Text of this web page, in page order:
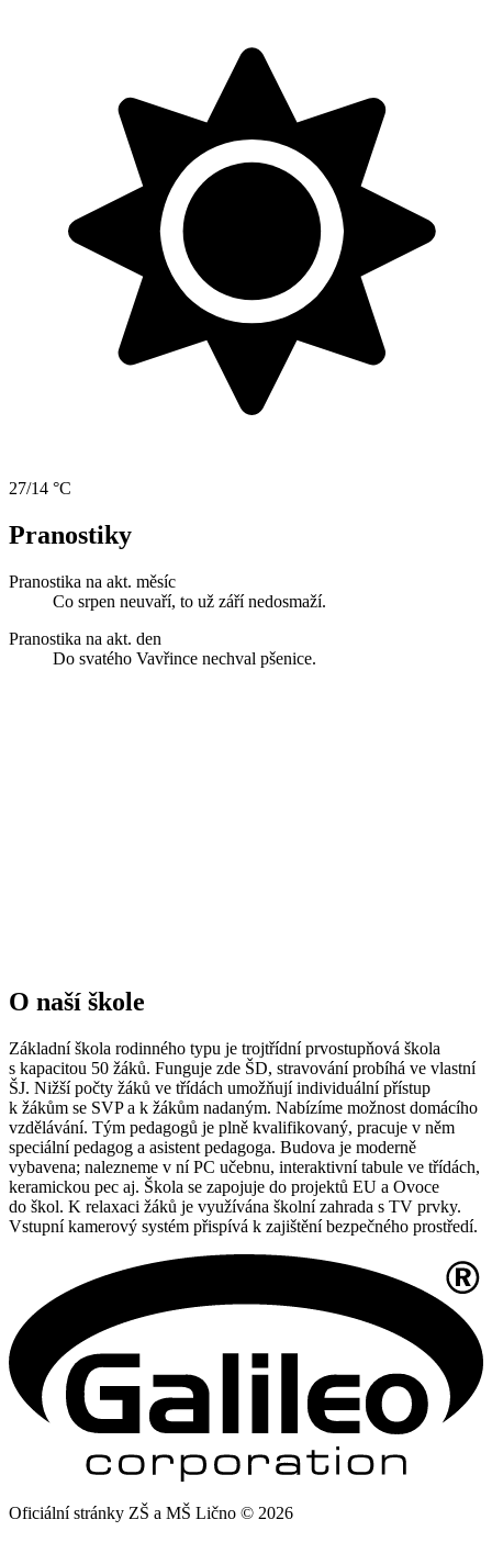
27/14 °C
Pranostiky
Pranostika na akt. měsíc
Co srpen neuvaří, to už září nedosmaží.
Pranostika na akt. den
Do svatého Vavřince nechval pšenice.
O naší škole
Základní škola rodinného typu je trojtřídní prvostupňová škola
s kapacitou 50 žáků. Funguje zde ŠD, stravování probíhá ve vlastní
ŠJ. Nižší počty žáků ve třídách umožňují individuální přístup
k žákům se SVP a k žákům nadaným. Nabízíme možnost domácího
vzdělávání. Tým pedagogů je plně kvalifikovaný, pracuje v něm
speciální pedagog a asistent pedagoga. Budova je moderně
vybavena; nalezneme v ní PC učebnu, interaktivní tabule ve třídách,
keramickou pec aj. Škola se zapojuje do projektů EU a Ovoce
do škol. K relaxaci žáků je využívána školní zahrada s TV prvky.
Vstupní kamerový systém přispívá k zajištění bezpečného prostředí.
Oficiální stránky ZŠ a MŠ Lično © 2026